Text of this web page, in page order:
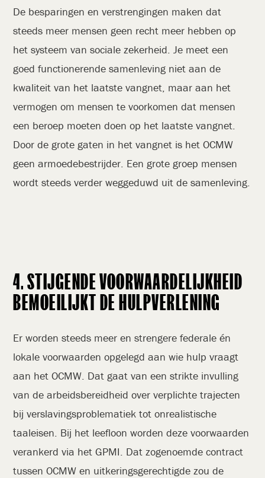
De besparingen en verstrengingen maken dat
steeds meer mensen geen recht meer hebben op
het systeem van sociale zekerheid. Je meet een
goed functionerende samenleving niet aan de
kwaliteit van het laatste vangnet, maar aan het
vermogen om mensen te voorkomen dat mensen
een beroep moeten doen op het laatste vangnet.
Door de grote gaten in het vangnet is het OCMW
geen armoedebestrijder. Een grote groep mensen
wordt steeds verder weggeduwd uit de samenleving.
4. STIJGENDE VOORWAARDELIJKHEID
BEMOEILIJKT DE HULPVERLENING
Er worden steeds meer en strengere federale én
lokale voorwaarden opgelegd aan wie hulp vraagt
aan het OCMW. Dat gaat van een strikte invulling
van de arbeidsbereidheid over verplichte trajecten
bij verslavingsproblematiek tot onrealistische
taaleisen. Bij het leefloon worden deze voorwaarden
verankerd via het GPMI. Dat zogenoemde contract
tussen OCMW en uitkeringsgerechtigde zou de